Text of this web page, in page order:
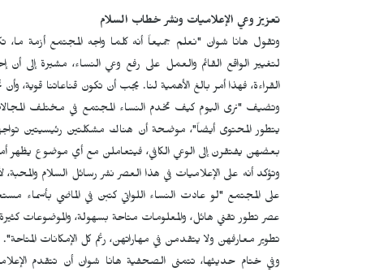
تعزيز وعي الإعلاميات ونشر خطاب السلام
وتقول هانا شوان "نعلم جميعاً أنه كلما واجه المجتمع أزمة
لتغيير الواقع القائم والعمل على رفع وعي النساء، مشيرة إلى
القراءة، فهذا أمر بالغ الأهمية لنا. يجب أن تكون قناعاتنا قوية،
وتضيف "نرى اليوم كيف تخدم النساء المجتمع في مختلف
يتطور المحتوى أيضاً"، موضحة أن هناك مشكلتين رئيسيتين
بعضهن يفتقرن إلى الوعي الكافي، فيتعاملن مع أي موضوع يظهر
وتؤكد أنه على الإعلاميات في هذا العصر نشر رسائل السلام
على المجتمع "لو عادت النساء اللواتي كتبن في الماضي بأسماء
عصر تطور تقني هائل، والمعلومات متاحة بسهولة، والموضوعات
تطوير معارفهن ولا يتقدمن في مهاراتهن، رغم كل الإمكانات المتاحة".
وفي ختام حديثها، تتمنى الصحفية هانا شوان أن تتقدم